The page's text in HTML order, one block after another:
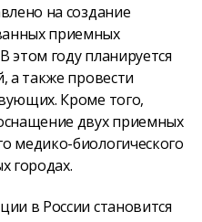
на создание
приемных
году планируется
а также провести
Кроме того,
двух приемных
медико-биологического
городах.
в России становится